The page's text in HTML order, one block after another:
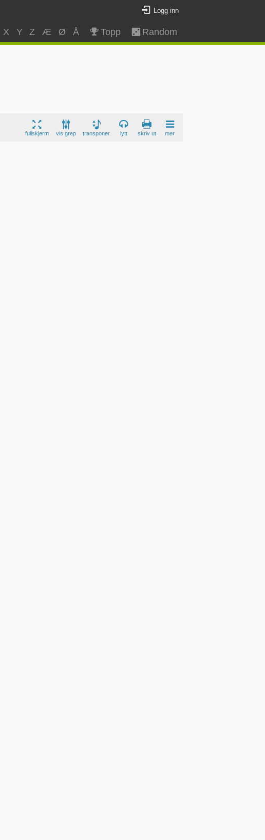
Logg inn
X Y Z Æ Ø Å Topp Random
fullskjerm vis grep transponer lytt skriv ut mer